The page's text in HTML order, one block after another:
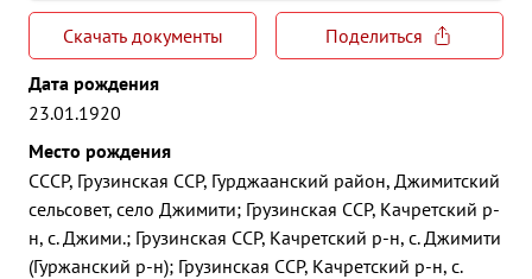
Скачать документы
Поделиться
Дата рождения
23.01.1920
Место рождения
СССР, Грузинская ССР, Гурджаанский район, Джимитский
сельсовет, село Джимити; Грузинская ССР, Качретский р-
н, с. Джими.; Грузинская ССР, Качретский р-н, с. Джимити
(Гуржанский р-н); Грузинская ССР, Качретский р-н, с.